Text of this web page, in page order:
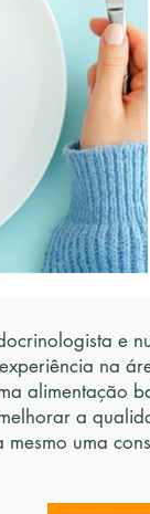
e
na
alimentação
a
uma